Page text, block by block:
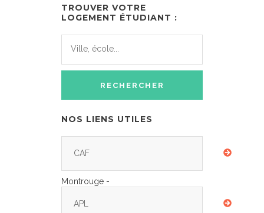
TROUVER VOTRE
LOGEMENT ÉTUDIANT :
NOS LIENS UTILES
CAF
Montrouge -
APL